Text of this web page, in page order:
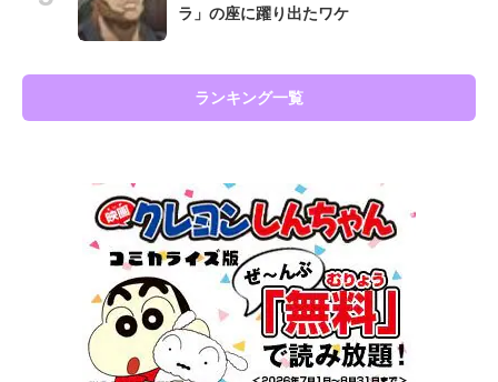
ラ」の座に躍り出たワケ
ランキング一覧